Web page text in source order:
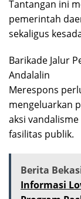
Tantangan ini
pemerintah
sekaligus
Barikade Jalur
Andalalin
Merespons
mengeluarkan
aksi
fasilitas publik.
Berita
Informasi